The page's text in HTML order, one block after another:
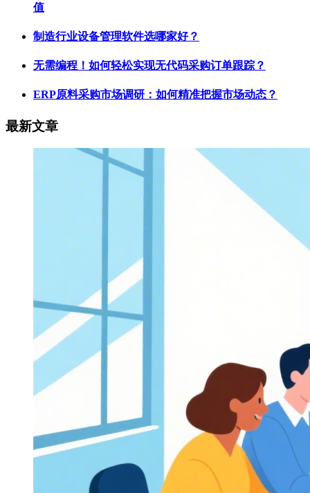
值
制造行业设备管理软件选哪家好？
无需编程！如何轻松实现无代码采购订单跟踪？
ERP原料采购市场调研：如何精准把握市场动态？
最新文章